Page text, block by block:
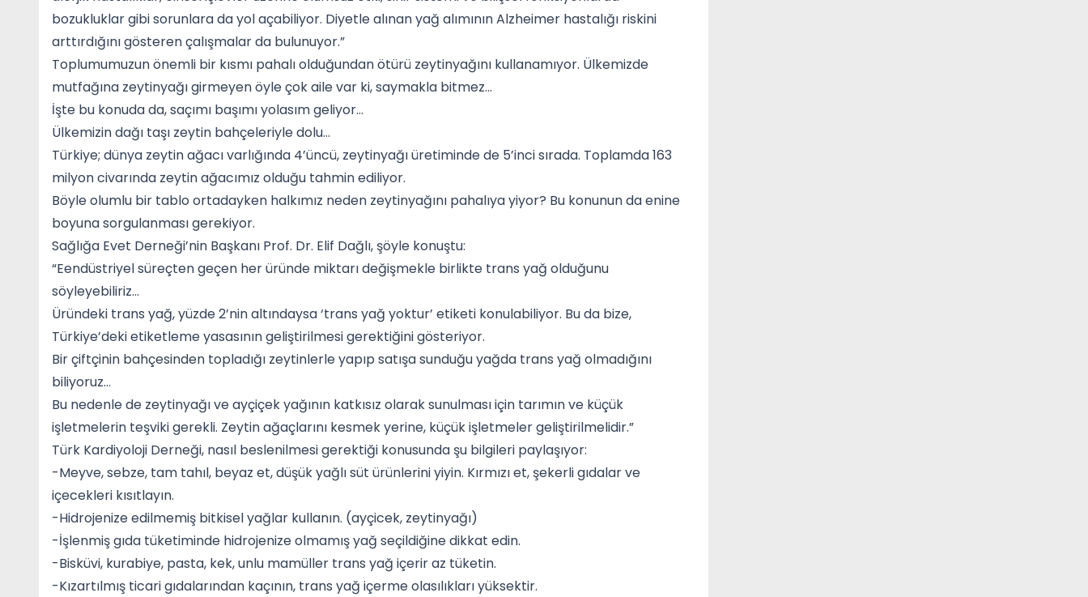
bozukluklar gibi sorunlara da yol açabiliyor. Diyetle alınan yağ alımının Alzheimer hastalığı riskini
arttırdığını gösteren çalışmalar da bulunuyor.”
Toplumumuzun önemli bir kısmı pahalı olduğundan ötürü zeytinyağını kullanamıyor. Ülkemizde
mutfağına zeytinyağı girmeyen öyle çok aile var ki, saymakla bitmez…
İşte bu konuda da, saçımı başımı yolasım geliyor…
Ülkemizin dağı taşı zeytin bahçeleriyle dolu…
Türkiye; dünya zeytin ağacı varlığında 4’üncü, zeytinyağı üretiminde de 5’inci sırada. Toplamda 163
milyon civarında zeytin ağacımız olduğu tahmin ediliyor.
Böyle olumlu bir tablo ortadayken halkımız neden zeytinyağını pahalıya yiyor? Bu konunun da enine
boyuna sorgulanması gerekiyor.
Sağlığa Evet Derneği’nin Başkanı Prof. Dr. Elif Dağlı, şöyle konuştu:
“Eendüstriyel süreçten geçen her üründe miktarı değişmekle birlikte trans yağ olduğunu
söyleyebiliriz…
Üründeki trans yağ, yüzde 2’nin altındaysa ‘trans yağ yoktur’ etiketi konulabiliyor. Bu da bize,
Türkiye’deki etiketleme yasasının geliştirilmesi gerektiğini gösteriyor.
Bir çiftçinin bahçesinden topladığı zeytinlerle yapıp satışa sunduğu yağda trans yağ olmadığını
biliyoruz…
Bu nedenle de zeytinyağı ve ayçiçek yağının katkısız olarak sunulması için tarımın ve küçük
işletmelerin teşviki gerekli. Zeytin ağaçlarını kesmek yerine, küçük işletmeler geliştirilmelidir.”
Türk Kardiyoloji Derneği, nasıl beslenilmesi gerektiği konusunda şu bilgileri paylaşıyor:
-Meyve, sebze, tam tahıl, beyaz et, düşük yağlı süt ürünlerini yiyin. Kırmızı et, şekerli gıdalar ve
içecekleri kısıtlayın.
-Hidrojenize edilmemiş bitkisel yağlar kullanın. (ayçicek, zeytinyağı)
-İşlenmiş gıda tüketiminde hidrojenize olmamış yağ seçildiğine dikkat edin.
-Bisküvi, kurabiye, pasta, kek, unlu mamüller trans yağ içerir az tüketin.
-Kızartılmış ticari gıdalarından kaçının, trans yağ içerme olasılıkları yüksektir.